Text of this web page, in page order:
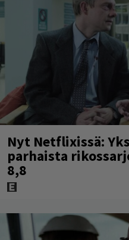
Nyt Netflixissä:
parhaista
8,8